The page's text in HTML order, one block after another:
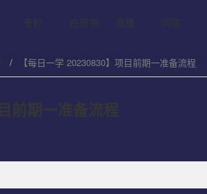
专栏 白皮书 直播 问答
【每日一学 20230830】项目前期一准备流程
前期一准备流程